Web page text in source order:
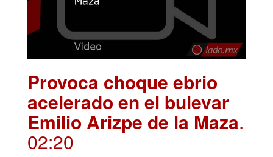
Provoca choque ebrio
acelerado en el bulevar
Emilio Arizpe de la Maza.
02:20